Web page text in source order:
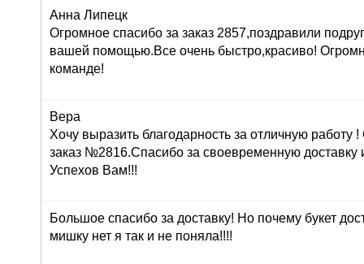
Анна Липецк
Огромное спасибо за заказ 2857,поздравили
вашей помощью.Все очень быстро,красиво!
команде!
Вера
Хочу выразить благодарность за отличную
заказ №2816.Спасибо за своевременную
Успехов Вам!!!
Большое спасибо за доставку! Но почему букет
мишку нет я так и не поняла!!!!